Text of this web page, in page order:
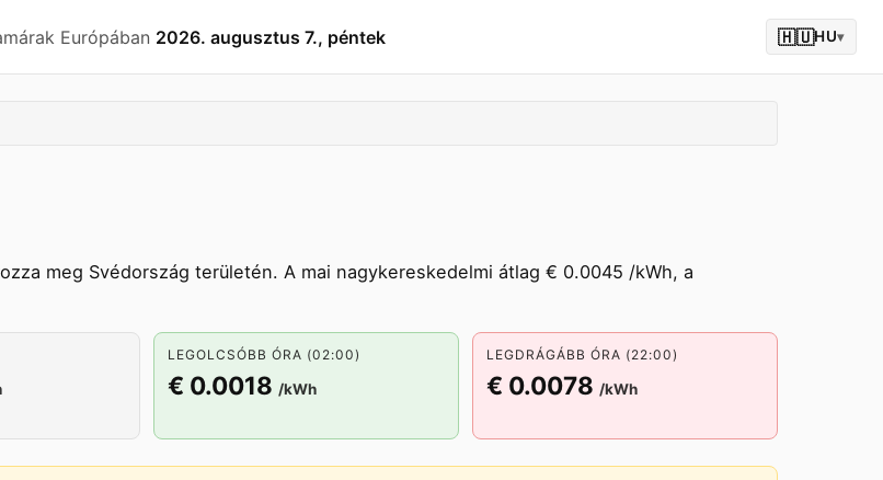
Európában 2026. augusztus 7., péntek 🇭🇺HU▾
meg Svédország területén. A mai nagykereskedelmi átlag € 0.0045 /kWh, a
LEGOLCSÓBB ÓRA (02:00)
€ 0.0018 /kWh
LEGDRÁGÁBB ÓRA (22:00)
€ 0.0078 /kWh